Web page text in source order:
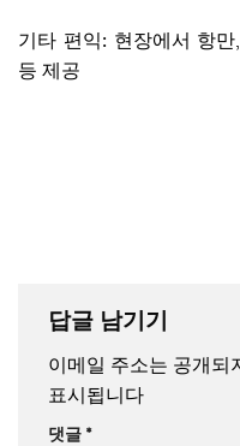
기타 편익: 현장에서 항
등 제공
답글 남기기
이메일 주소는 공개되
표시됩니다
댓글 *